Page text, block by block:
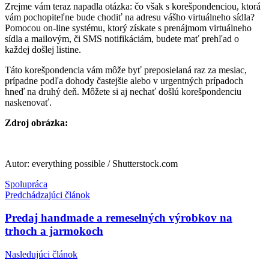
Zrejme vám teraz napadla otázka: čo však s korešpondenciou, ktorá
vám pochopiteľne bude chodiť na adresu vášho virtuálneho sídla?
Pomocou on-line systému, ktorý získate s prenájmom virtuálneho
sídla a mailovým, či SMS notifikáciám, budete mať prehľad o
každej došlej listine.
Táto korešpondencia vám môže byť preposielaná raz za mesiac,
prípadne podľa dohody častejšie alebo v urgentných prípadoch
hneď na druhý deň. Môžete si aj nechať došlú korešpondenciu
naskenovať.
Zdroj obrázka:
Autor: everything possible / Shutterstock.com
Spolupráca
Predchádzajúci článok
Predaj handmade a remeselných výrobkov na
trhoch a jarmokoch
Nasledujúci článok